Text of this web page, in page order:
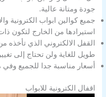
جودة ومتانة عالية.
جميع كوالين ابواب الكترونية
استيرادها من الخارج لتكون
القفل الالكتروني الذي
طويل للغاية ولن تحتاج إلى
أسعار مناسبة جدا للجميع وفي
اقفال الكترونية للابواب